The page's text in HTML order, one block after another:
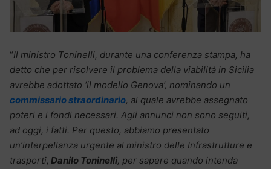
“Il ministro Toninelli, durante una conferenza stampa, ha
detto che per risolvere il problema della viabilità in Sicilia
avrebbe adottato ‘il modello Genova’, nominando un
commissario straordinario, al quale avrebbe assegnato
poteri e i fondi necessari. Agli annunci non sono seguiti,
ad oggi, i fatti. Per questo, abbiamo presentato
un’interpellanza urgente al ministro delle Infrastrutture e
trasporti, Danilo Toninelli, per sapere quando intenda